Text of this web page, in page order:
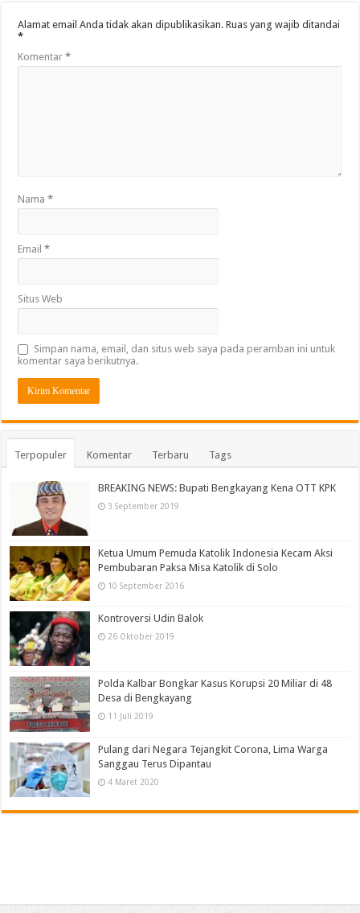
Alamat email Anda tidak akan dipublikasikan. Ruas yang wajib ditandai
*
Komentar*
Nama*
Email*
Situs Web
Simpan nama, email, dan situs web saya pada peramban ini untuk
komentar saya berikutnya.
Terpopuler Komentar Terbaru Tags
BREAKING NEWS: Bupati Bengkayang Kena OTT KPK
3 September 2019
Ketua Umum Pemuda Katolik Indonesia Kecam Aksi
Pembubaran Paksa Misa Katolik di Solo
10 September 2016
Kontroversi Udin Balok
26 Oktober 2019
Polda Kalbar Bongkar Kasus Korupsi 20 Miliar di 48
Desa di Bengkayang
11 Juli 2019
Pulang dari Negara Tejangkit Corona, Lima Warga
Sanggau Terus Dipantau
4 Maret 2020